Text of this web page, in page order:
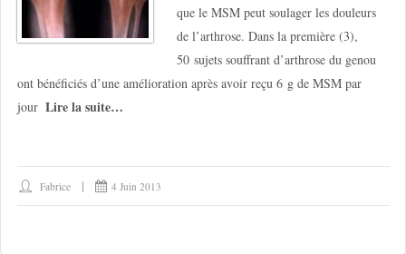
que le MSM peut soulager les douleurs
de l’arthrose. Dans la première (3),
50 sujets souffrant d’arthrose du genou
ont bénéficiés d’une amélioration après avoir reçu 6 g de MSM par
jour Lire la suite…
Fabrice 4 Juin 2013